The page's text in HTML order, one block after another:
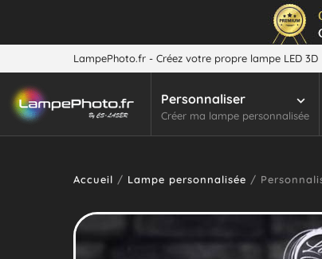
LampePhoto.fr - Créez votre propre lampe LED 3D
Personnaliser
Créer ma lampe personnalisée
Accueil / Lampe personnalisée /